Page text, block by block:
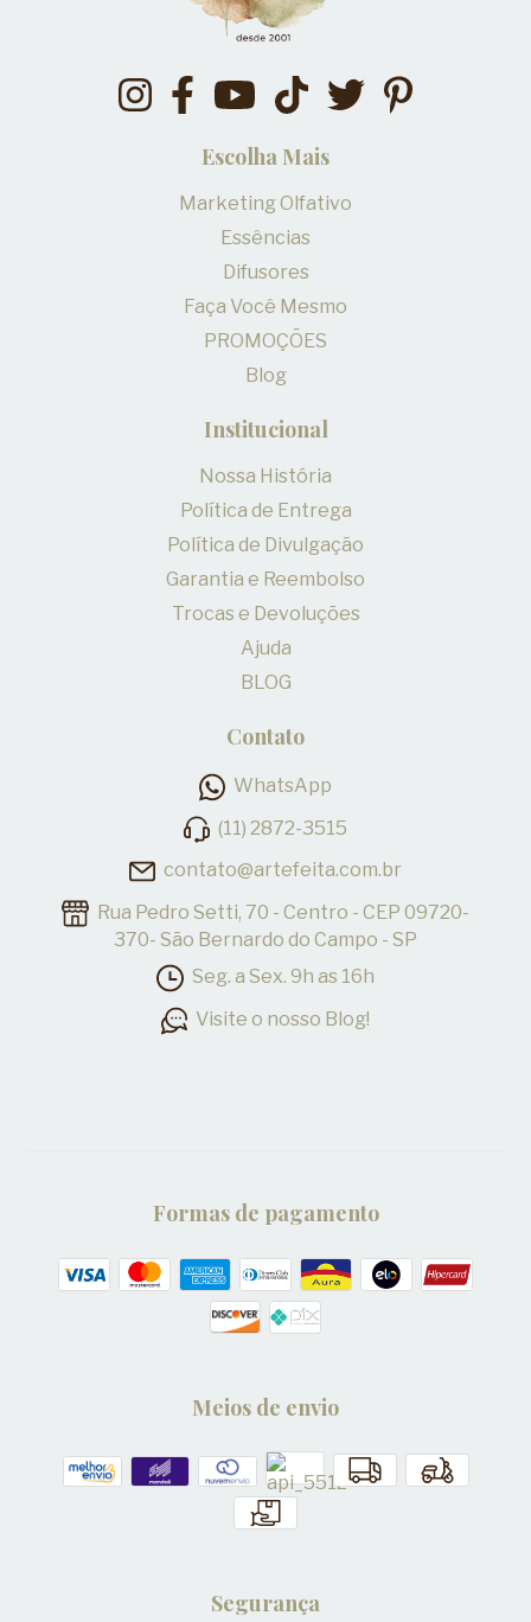
Escolha Mais
Marketing Olfativo
Essências
Difusores
Faça Você Mesmo
PROMOÇÕES
Blog
Institucional
Nossa História
Política de Entrega
Política de Divulgação
Garantia e Reembolso
Trocas e Devoluções
Ajuda
BLOG
Contato
WhatsApp
(11) 2872-3515
contato@artefeita.com.br
Rua Pedro Setti, 70 - Centro - CEP 09720-
370- São Bernardo do Campo - SP
Seg. a Sex. 9h as 16h
Visite o nosso Blog!
Formas de pagamento
Meios de envio
Segurança